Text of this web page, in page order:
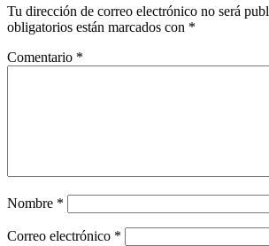
Tu dirección de correo electrónico no será
obligatorios están marcados con *
Comentario *
Nombre *
Correo electrónico *